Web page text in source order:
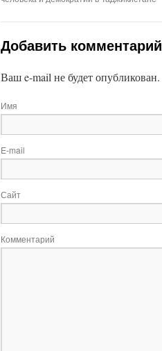
Добавить комментарий
Ваш e-mail не будет опубликован.
Имя
E-mail
Сайт
Комментарий